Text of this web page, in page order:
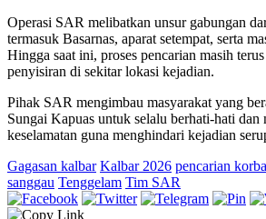
Operasi SAR melibatkan unsur gabungan
termasuk Basarnas, aparat setempat, serta
Hingga saat ini, proses pencarian masih
penyisiran di sekitar lokasi kejadian.
Pihak SAR mengimbau masyarakat yang
Sungai Kapuas untuk selalu berhati-hati dan
keselamatan guna menghindari kejadian
Gagasan kalbar Kalbar 2026 pencarian
sanggau Tenggelam Tim SAR